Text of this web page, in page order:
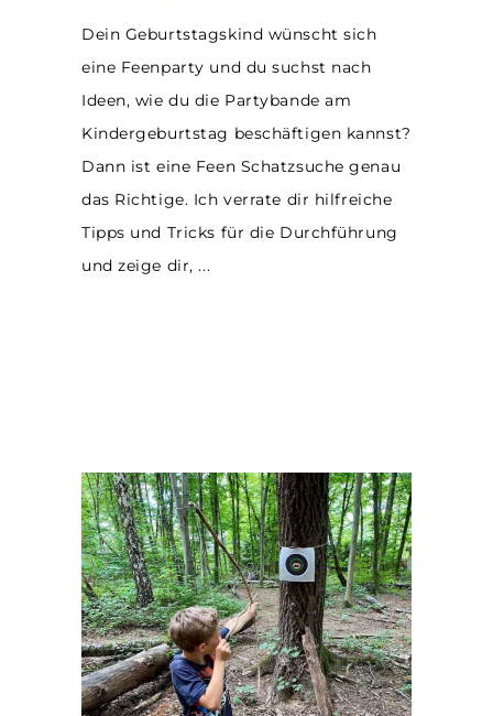
Dein Geburtstagskind wünscht sich
eine Feenparty und du suchst nach
Ideen, wie du die Partybande am
Kindergeburtstag beschäftigen kannst?
Dann ist eine Feen Schatzsuche genau
das Richtige. Ich verrate dir hilfreiche
Tipps und Tricks für die Durchführung
und zeige dir,